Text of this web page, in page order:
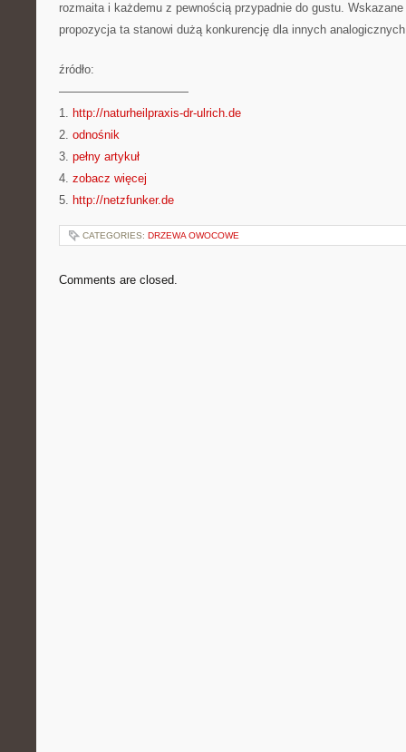
rozmaita i każdemu z pewnością przypadnie do gustu.
propozycja ta stanowi dużą konkurencję dla innych
źródło:
———————————
1. http://naturheilpraxis-dr-ulrich.de
2. odnośnik
3. pełny artykuł
4. zobacz więcej
5. http://netzfunker.de
CATEGORIES: DRZEWA OWOCOWE
Comments are closed.